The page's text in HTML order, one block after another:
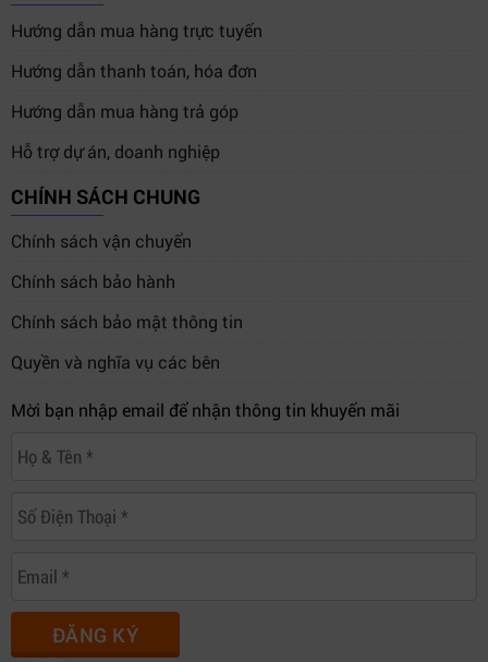
Hướng dẫn mua hàng trực tuyến
Hướng dẫn thanh toán, hóa đơn
Hướng dẫn mua hàng trả góp
Hỗ trợ dự án, doanh nghiệp
CHÍNH SÁCH CHUNG
Chính sách vận chuyển
Chính sách bảo hành
Chính sách bảo mật thông tin
Quyền và nghĩa vụ các bên
Mời bạn nhập email để nhận thông tin khuyến mãi
ĐĂNG KÝ